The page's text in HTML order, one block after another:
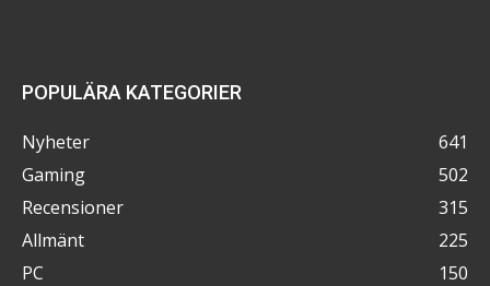
POPULÄRA KATEGORIER
Nyheter
641
Gaming
502
Recensioner
315
Allmänt
225
PC
150